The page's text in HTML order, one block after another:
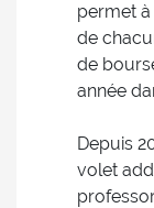
permet
de
de
année
Depuis
volet